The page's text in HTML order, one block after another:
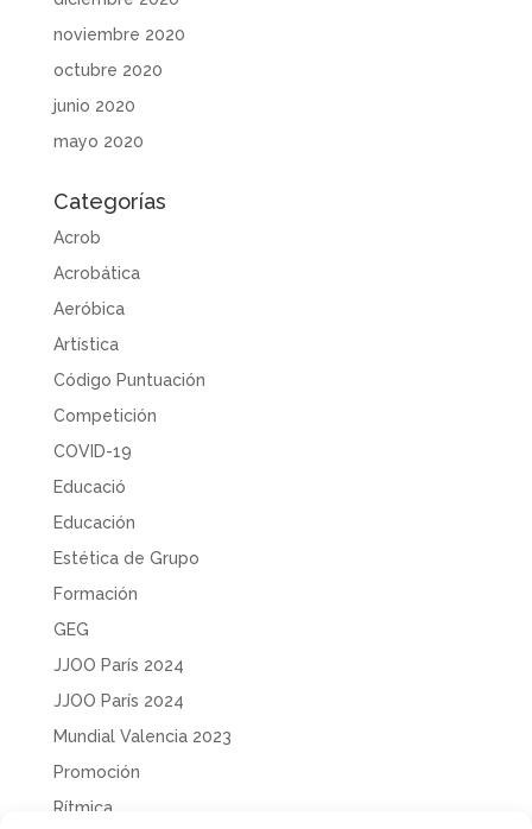
noviembre 2020
octubre 2020
junio 2020
mayo 2020
Categorías
Acrob
Acrobática
Aeróbica
Artística
Código Puntuación
Competición
COVID-19
Educació
Educación
Estética de Grupo
Formación
GEG
JJOO París 2024
JJOO París 2024
Mundial Valencia 2023
Promoción
Rítmica